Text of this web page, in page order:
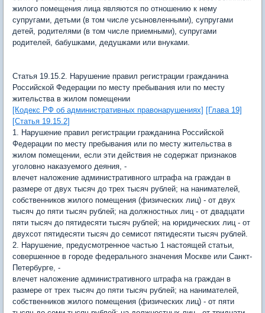
жилого помещения лица являются по отношению к нему
супругами, детьми (в том числе усыновленными), супругами
детей, родителями (в том числе приемными), супругами
родителей, бабушками, дедушками или внуками.
Статья 19.15.2. Нарушение правил регистрации гражданина
Российской Федерации по месту пребывания или по месту
жительства в жилом помещении
[Кодекс РФ об административных правонарушениях] [Глава 19]
[Статья 19.15.2]
1. Нарушение правил регистрации гражданина Российской
Федерации по месту пребывания или по месту жительства в
жилом помещении, если эти действия не содержат признаков
уголовно наказуемого деяния, -
влечет наложение административного штрафа на граждан в
размере от двух тысяч до трех тысяч рублей; на нанимателей,
собственников жилого помещения (физических лиц) - от двух
тысяч до пяти тысяч рублей; на должностных лиц - от двадцати
пяти тысяч до пятидесяти тысяч рублей; на юридических лиц - от
двухсот пятидесяти тысяч до семисот пятидесяти тысяч рублей.
2. Нарушение, предусмотренное частью 1 настоящей статьи,
совершенное в городе федерального значения Москве или Санкт-
Петербурге, -
влечет наложение административного штрафа на граждан в
размере от трех тысяч до пяти тысяч рублей; на нанимателей,
собственников жилого помещения (физических лиц) - от пяти